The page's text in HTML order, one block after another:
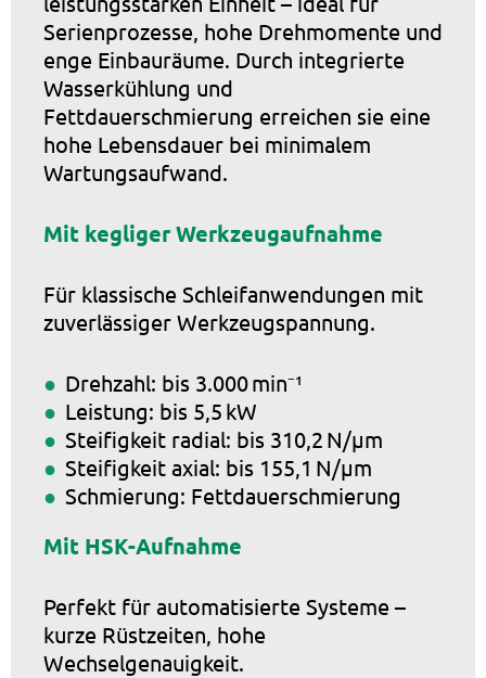
Serienprozesse, hohe Drehmomente und
enge Einbauräume. Durch integrierte
Wasserkühlung und
Fettdauerschmierung erreichen sie eine
hohe Lebensdauer bei minimalem
Wartungsaufwand.
Mit kegliger Werkzeugaufnahme
Für klassische Schleifanwendungen mit
zuverlässiger Werkzeugspannung.
Drehzahl: bis 3.000 min⁻¹
Leistung: bis 5,5 kW
Steifigkeit radial: bis 310,2 N/µm
Steifigkeit axial: bis 155,1 N/µm
Schmierung: Fettdauerschmierung
Mit HSK-Aufnahme
Perfekt für automatisierte Systeme –
kurze Rüstzeiten, hohe
Wechselgenauigkeit.